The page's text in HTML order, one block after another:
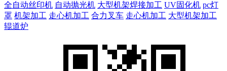
全自动丝印机 自动抛光机 大型机架焊接加工 UV固化机 pc灯
罩 机架加工 走心机加工 合力叉车 走心机加工 大型机架加工
辊道炉